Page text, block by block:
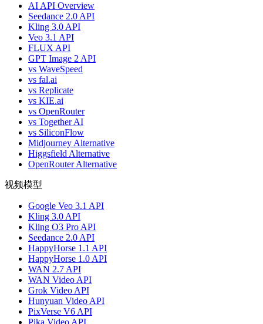
AI API Overview
Seedance 2.0 API
Kling 3.0 API
Veo 3.1 API
FLUX API
GPT Image 2 API
vs WaveSpeed
vs fal.ai
vs Replicate
vs KIE.ai
vs OpenRouter
vs Together AI
vs SiliconFlow
Midjourney Alternative
Higgsfield Alternative
OpenRouter Alternative
视频模型
Google Veo 3.1 API
Kling 3.0 API
Kling O3 Pro API
Seedance 2.0 API
HappyHorse 1.1 API
HappyHorse 1.0 API
WAN 2.7 API
WAN Video API
Grok Video API
Hunyuan Video API
PixVerse V6 API
Pika Video API